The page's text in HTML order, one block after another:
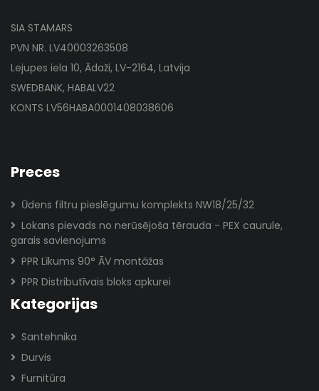
SIA STAMARS
PVN NR. LV40003263508
Lejupes iela 10, Ādaži, LV-2164, Latvija
SWEDBANK, HABALV22
KONTS LV56HABA0001408038606
Preces
Ūdens filtru pieslēgumu komplekts NW18/25/32
Lokans pievads no nerūsējoša tērauda - PEX caurule,
garais savienojums
PPR Līkums 90° ĀV montāžas
PPR Distributīvais bloks apkurei
Kategorijas
Santehnika
Durvis
Furnitūra